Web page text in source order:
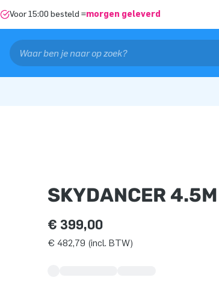
Voor 15:00 besteld =morgen geleverd
SKYDANCER
€ 399,00
€ 482,79 (incl. BTW)